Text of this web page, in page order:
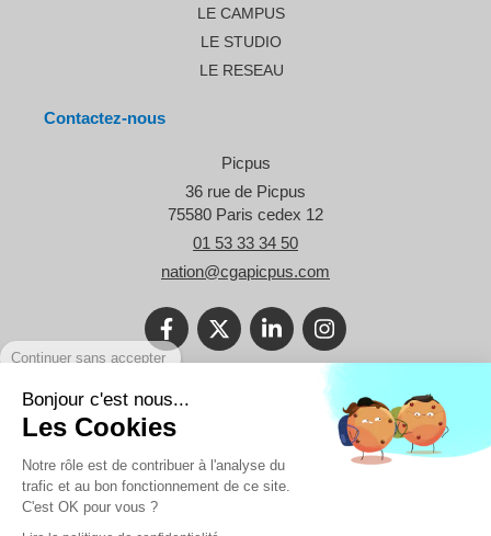
LE CAMPUS
LE STUDIO
LE RESEAU
Contactez-nous
Picpus
36 rue de Picpus
75580 Paris cedex 12
01 53 33 34 50
nation@cgapicpus.com
©2021 Le Blog Picpus - Spécialiste des problématiques des TPE et
des professionnels libéraux.
Continuer sans accepter
Bonjour c'est nous...
Les Cookies
Notre rôle est de contribuer à l'analyse du
trafic et au bon fonctionnement de ce site.
C'est OK pour vous ?